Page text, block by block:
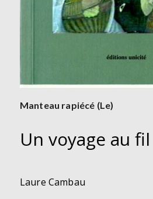
Manteau rapiécé (Le)
Un voyage au
Laure Cambau